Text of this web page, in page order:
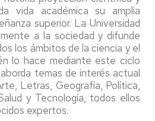
vida académica su amplia
superior. La Universidad
a la sociedad y difunde
los ámbitos de la ciencia y el
lo hace mediante este ciclo
temas de interés actual
Letras, Geografía, Política,
y Tecnología, todos ellos
expertos.